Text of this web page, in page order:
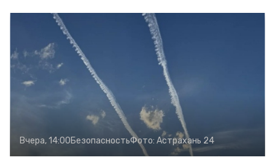
Вчера, 14:00БезопасностьФото: Астрахань 24